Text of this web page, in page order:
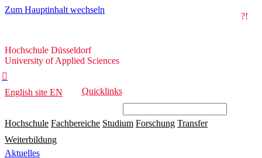
Zum Hauptinhalt wechseln
?!
Hochschule
Düsseldorf
Hochschule Düsseldorf
University of Applied Sciences

English site EN Quicklinks
Hochschule Fachbereiche Studium Forschung Transfer
Weiterbildung
Aktuelles